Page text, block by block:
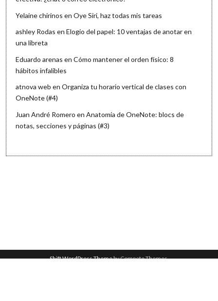
Yelaine chirinos enOye Siri, haz todas mis tareas
ashley Rodas enElogio del papel: 10 ventajas de anotar en
una libreta
Eduardo arenas enCómo mantener el orden físico: 8
hábitos infalibles
atnova web enOrganiza tu horario vertical de clases con
OneNote (#4)
Juan André Romero enAnatomía de OneNote: blocs de
notas, secciones y páginas (#3)
Shift WordPress Themeby Compete Themes.